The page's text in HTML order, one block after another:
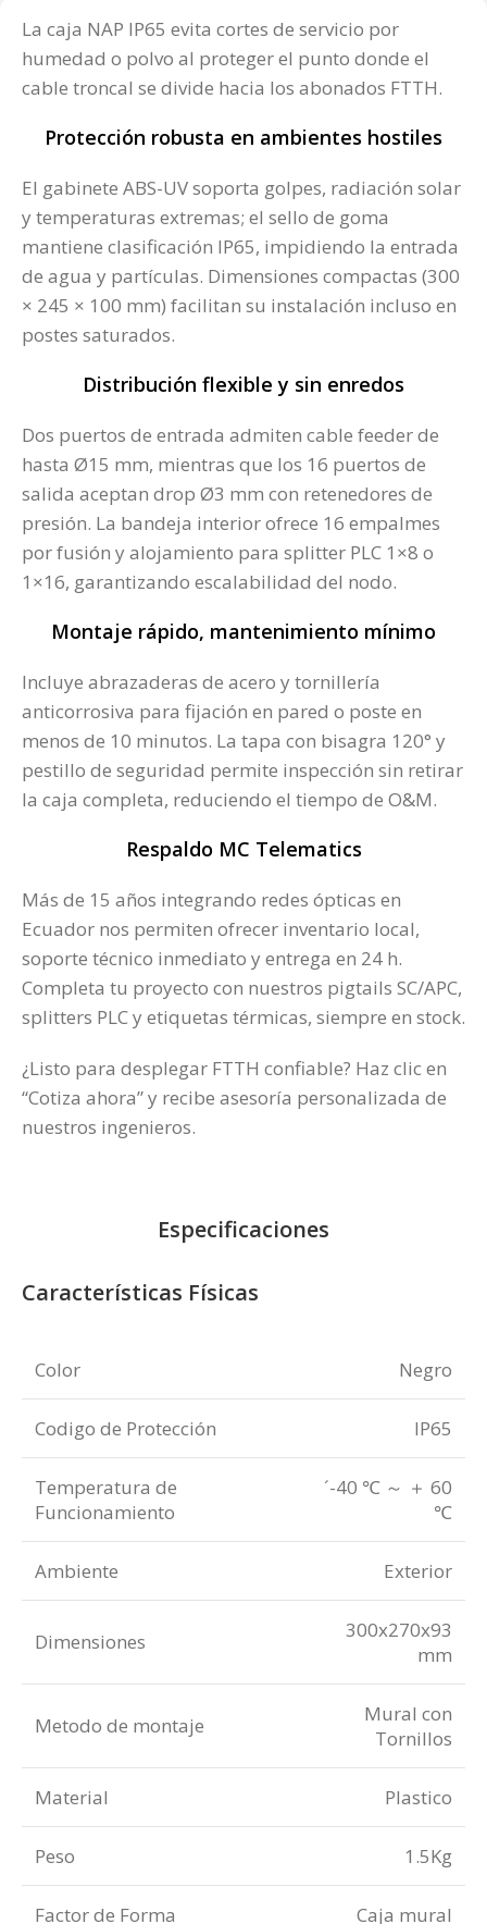
La caja NAP IP65 evita cortes de servicio por
humedad o polvo al proteger el punto donde el
cable troncal se divide hacia los abonados FTTH.
Protección robusta en ambientes hostiles
El gabinete ABS-UV soporta golpes, radiación solar
y temperaturas extremas; el sello de goma
mantiene clasificación IP65, impidiendo la entrada
de agua y partículas. Dimensiones compactas (300
× 245 × 100 mm) facilitan su instalación incluso en
postes saturados.
Distribución flexible y sin enredos
Dos puertos de entrada admiten cable feeder de
hasta Ø15 mm, mientras que los 16 puertos de
salida aceptan drop Ø3 mm con retenedores de
presión. La bandeja interior ofrece 16 empalmes
por fusión y alojamiento para splitter PLC 1×8 o
1×16, garantizando escalabilidad del nodo.
Montaje rápido, mantenimiento mínimo
Incluye abrazaderas de acero y tornillería
anticorrosiva para fijación en pared o poste en
menos de 10 minutos. La tapa con bisagra 120° y
pestillo de seguridad permite inspección sin retirar
la caja completa, reduciendo el tiempo de O&M.
Respaldo MC Telematics
Más de 15 años integrando redes ópticas en
Ecuador nos permiten ofrecer inventario local,
soporte técnico inmediato y entrega en 24 h.
Completa tu proyecto con nuestros pigtails SC/APC,
splitters PLC y etiquetas térmicas, siempre en stock.
¿Listo para desplegar FTTH confiable? Haz clic en
“Cotiza ahora” y recibe asesoría personalizada de
nuestros ingenieros.
Especificaciones
Características Físicas
Color Negro
Codigo de Protección IP65
Temperatura de
Funcionamiento
´-40 ℃ ～ ＋ 60
℃
Ambiente Exterior
Dimensiones
300x270x93
mm
Metodo de montaje
Mural con
Tornillos
Material Plastico
Peso 1.5Kg
Factor de Forma Caja mural